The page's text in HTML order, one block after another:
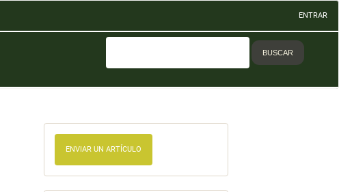
ENTRAR
BUSCAR
ENVIAR UN ARTÍCULO